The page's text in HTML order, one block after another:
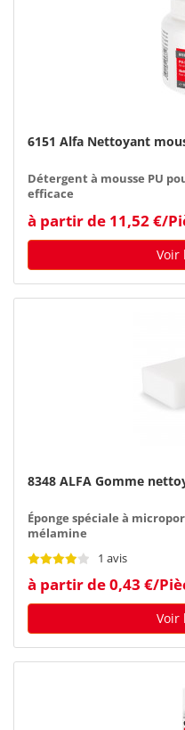
6151 Alfa Nettoyant
Détergent à mousse PU
efficace
à partir de 11,52 €/
Voir
8348 ALFA Gomme
Éponge spéciale à
mélamine
1 avis
à partir de 0,43 €/
Voir